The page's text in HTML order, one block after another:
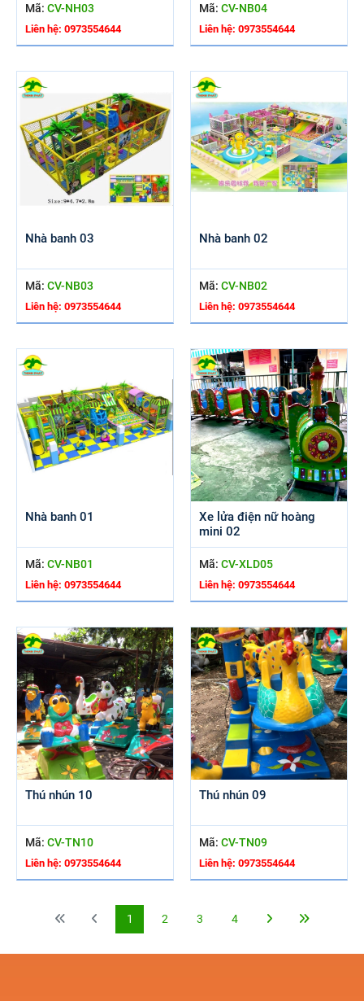
Mã: CV-NH03
Liên hệ: 0973554644
Mã: CV-NB04
Liên hệ: 0973554644
Nhà banh 03
Mã: CV-NB03
Liên hệ: 0973554644
Nhà banh 02
Mã: CV-NB02
Liên hệ: 0973554644
Nhà banh 01
Mã: CV-NB01
Liên hệ: 0973554644
Xe lửa điện nữ hoàng
mini 02
Mã: CV-XLD05
Liên hệ: 0973554644
Thú nhún 10
Mã: CV-TN10
Liên hệ: 0973554644
Thú nhún 09
Mã: CV-TN09
Liên hệ: 0973554644
1 2 3 4